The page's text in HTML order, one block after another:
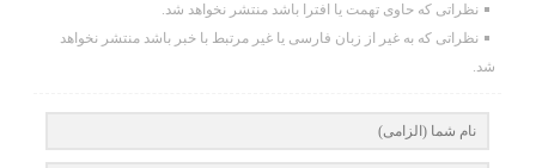
نظراتی که حاوی تهمت یا افترا باشد منتشر نخواهد شد.
نظراتی که به غیر از زبان فارسی یا غیر مرتبط با خبر باشد منتشر نخواهد
شد.